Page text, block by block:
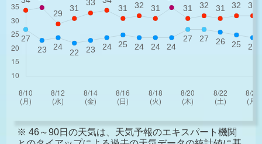
※ 46～90日の天気は、天気予報のエキスパート機関